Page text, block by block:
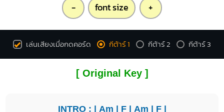
- font size +
เล่นเสียงเมื่อกดคอร์ด กีต้าร์ 1 กีต้าร์ 2 กีต้าร์ 3
[ Original Key ]
INTRO : | Am | F| Am | F|